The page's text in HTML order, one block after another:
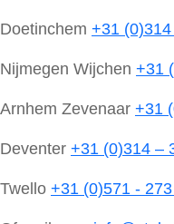
Doetinchem +31
Nijmegen Wijchen +31
Arnhem Zevenaar +31
Deventer +31 (0)314 –
Twello +31 (0)571 -